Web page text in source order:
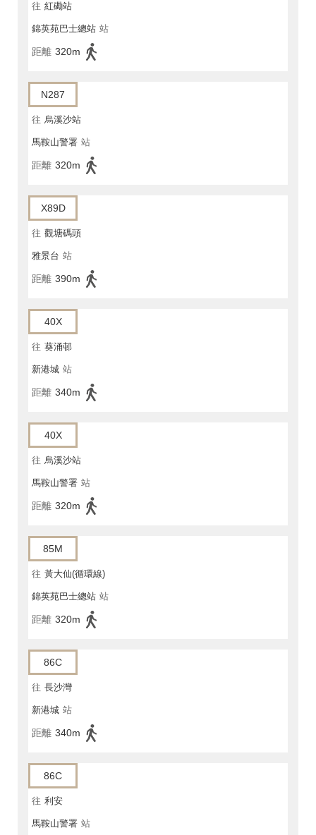
往 紅磡站
錦英苑巴士總站 站
距離 320m
N287
往 烏溪沙站
馬鞍山警署 站
距離 320m
X89D
往 觀塘碼頭
雅景台 站
距離 390m
40X
往 葵涌邨
新港城 站
距離 340m
40X
往 烏溪沙站
馬鞍山警署 站
距離 320m
85M
往 黃大仙(循環線)
錦英苑巴士總站 站
距離 320m
86C
往 長沙灣
新港城 站
距離 340m
86C
往 利安
馬鞍山警署 站